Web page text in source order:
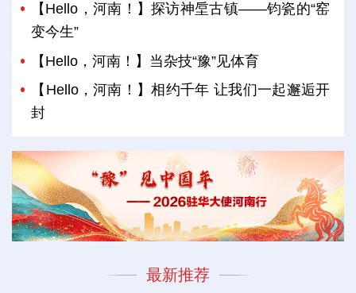
【Hello，河南！】探访神垕古镇——钧瓷的“窑
变今生”
【Hello，河南！】当杂技“豫”见体育
【Hello，河南！】相约千年 让我们一起邂逅开
封
最新推荐